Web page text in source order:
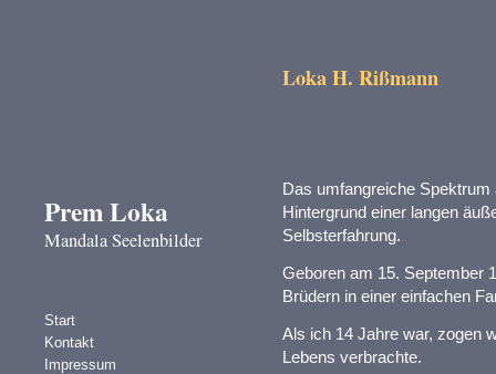
Prem Loka
Mandala Seelenbilder
Start
Kontakt
Impressum
Loka H. Rißmann
Das umfangreiche
Hintergrund einer langen
Selbsterfahrung.
Geboren am 15. September
Brüdern in einer einfachen
Als ich 14 Jahre war, zogen
Lebens verbrachte.